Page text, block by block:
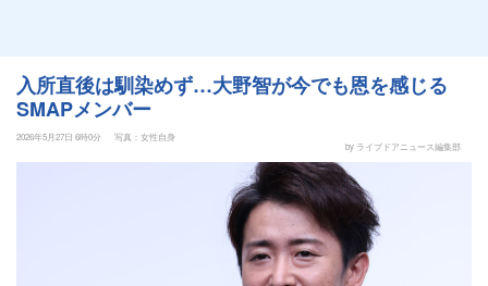
入所直後は馴染めず…大野智が今でも恩を感じる
SMAPメンバー
2026年5月27日 6時0分
写真：女性自身
by ライブドアニュース編集部